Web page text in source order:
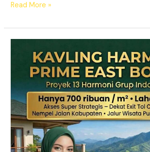
Read More »
HARMONI
BOGOR
|
SHM
Pecah
Sertifikat
|